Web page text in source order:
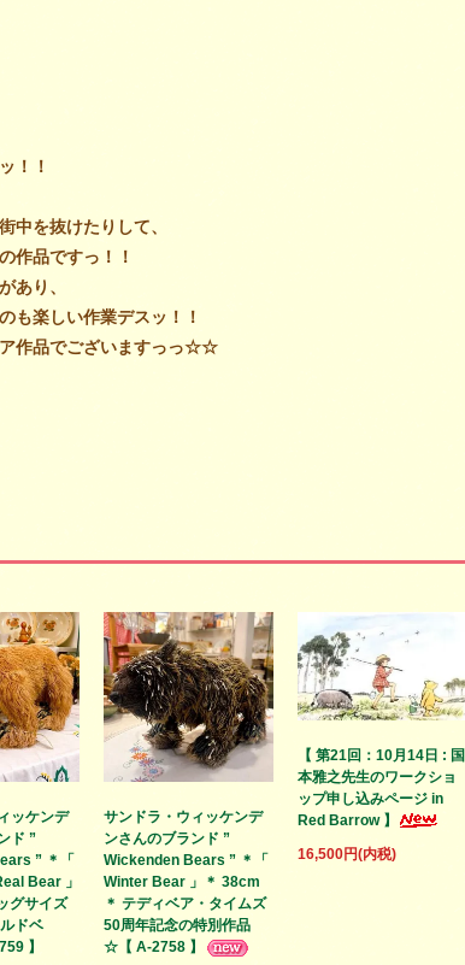
！！
中を抜けたりして、
作品ですっ！！
あり、
も楽しい作業デスッ！！
ア作品でございますっっ☆☆
ッケンデ
ド ”
” ＊「
Bear 」
グサイズ
ドベ
】
サンドラ・ウィッケンデ
ンさんのブランド ”
Wickenden Bears ” ＊「
Winter Bear 」＊ 38cm
＊ テディベア・タイムズ
50周年記念の特別作品
☆【 A-2758 】
【 第21回：10月14日 : 国
本雅之先生のワークショ
ップ申し込みページ in
Red Barrow 】
16,500円(内税)